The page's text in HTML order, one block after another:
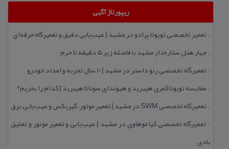
ریپورتاژ آگهی
:: تعمیر تخصصی تویوتا پرادو در مشهد | عیب‌یابی دقیق و تعمیرگاه حرفه‌ای
::چهار هتل‌ ستاره‌دار مشهد با فاصله زیر 5 دقیقه تا حرم
:: تعمیرگاه تخصصی رنو داستر در مشهد | ۱۰ سال تجربه و امداد خودرو
:: مقایسه تویوتا كمری هیبرید و هیوندای سوناتا هیبرید | كدام را بخریم؟
:: تعمیرگاه تخصصی SWM در مشهد | تعمیر موتور، گیربكس و عیب‌یابی برق
:: تعمیرگاه تخصصی كیا موهاوی در مشهد | عیب‌یابی و تعمیر موتور و تعلیق
بادی